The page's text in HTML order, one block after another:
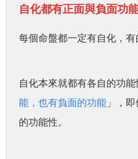
自化都有正面與負面功
每個命盤都一定有自化，有
自化本來就都有各自的功
能，也有負面的功能 」，
的功能性。